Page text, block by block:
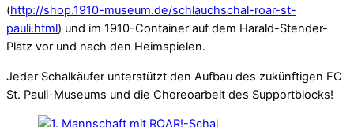
(http://shop.1910-museum.de/schlauchschal-roar-st-
pauli.html) und im 1910-Container auf dem Harald-Stender-
Platz vor und nach den Heimspielen.
Jeder Schalkäufer unterstützt den Aufbau des zukünftigen FC
St. Pauli-Museums und die Choreoarbeit des Supportblocks!